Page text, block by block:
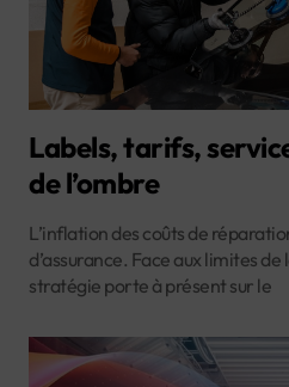
Labels, tarifs,
de l’ombre
L’inflation des coûts de
d’assurance. Face aux limites
stratégie porte à présent sur le